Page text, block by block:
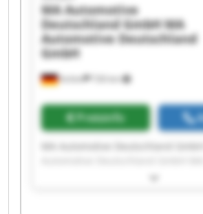
Achim 726 km
MA Automotive
Deutschland GmbHMA
Automotive Deutschland
GmbH
Preisinfo
MA Automotive Deutschland GmbH
Deutschland GmbH MA